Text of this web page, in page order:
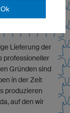
Lieferung der
professioneller
Gründen sind
in der Zeit
produzieren
auf den wir
Ok